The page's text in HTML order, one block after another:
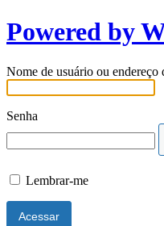
Powered by
Nome de usuário ou endereço
Senha
Lembrar-me